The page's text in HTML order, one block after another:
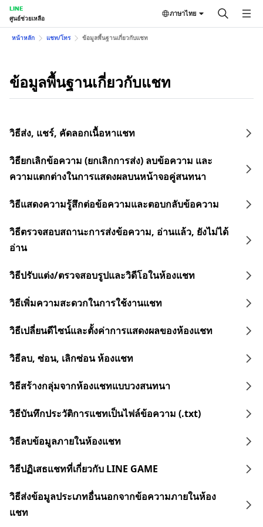
LINE
ศูนย์ช่วยเหลือ
ภาษาไทย
หน้าหลัก แชท/โทร ข้อมูลพื้นฐานเกี่ยวกับแชท
ข้อมูลพื้นฐานเกี่ยวกับแชท
วิธีส่ง, แชร์, คัดลอกเนื้อหาแชท
วิธียกเลิกข้อความ (ยกเลิกการส่ง) ลบข้อความ และ
ความแตกต่างในการแสดงผลบนหน้าจอคู่สนทนา
วิธีแสดงความรู้สึกต่อข้อความและตอบกลับข้อความ
วิธีตรวจสอบสถานะการส่งข้อความ, อ่านแล้ว, ยังไม่ได้
อ่าน
วิธีปรับแต่ง/ตรวจสอบรูปและวิดีโอในห้องแชท
วิธีเพิ่มความสะดวกในการใช้งานแชท
วิธีเปลี่ยนดีไซน์และตั้งค่าการแสดงผลของห้องแชท
วิธีลบ, ซ่อน, เลิกซ่อน ห้องแชท
วิธีสร้างกลุ่มจากห้องแชทแบบวงสนทนา
วิธีบันทึกประวัติการแชทเป็นไฟล์ข้อความ (.txt)
วิธีลบข้อมูลภายในห้องแชท
วิธีปฏิเสธแชทที่เกี่ยวกับ LINE GAME
วิธีส่งข้อมูลประเภทอื่นนอกจากข้อความภายในห้อง
แชท